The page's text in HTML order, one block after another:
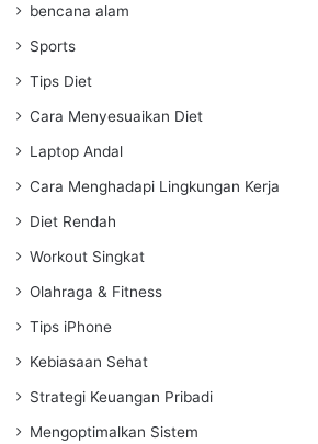
bencana alam
Sports
Tips Diet
Cara Menyesuaikan Diet
Laptop Andal
Cara Menghadapi Lingkungan Kerja
Diet Rendah
Workout Singkat
Olahraga & Fitness
Tips iPhone
Kebiasaan Sehat
Strategi Keuangan Pribadi
Mengoptimalkan Sistem